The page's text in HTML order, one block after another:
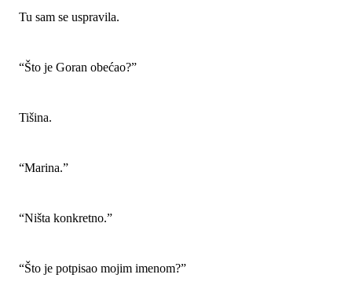
Tu sam se uspravila.
“Što je Goran obećao?”
Tišina.
“Marina.”
“Ništa konkretno.”
“Što je potpisao mojim imenom?”